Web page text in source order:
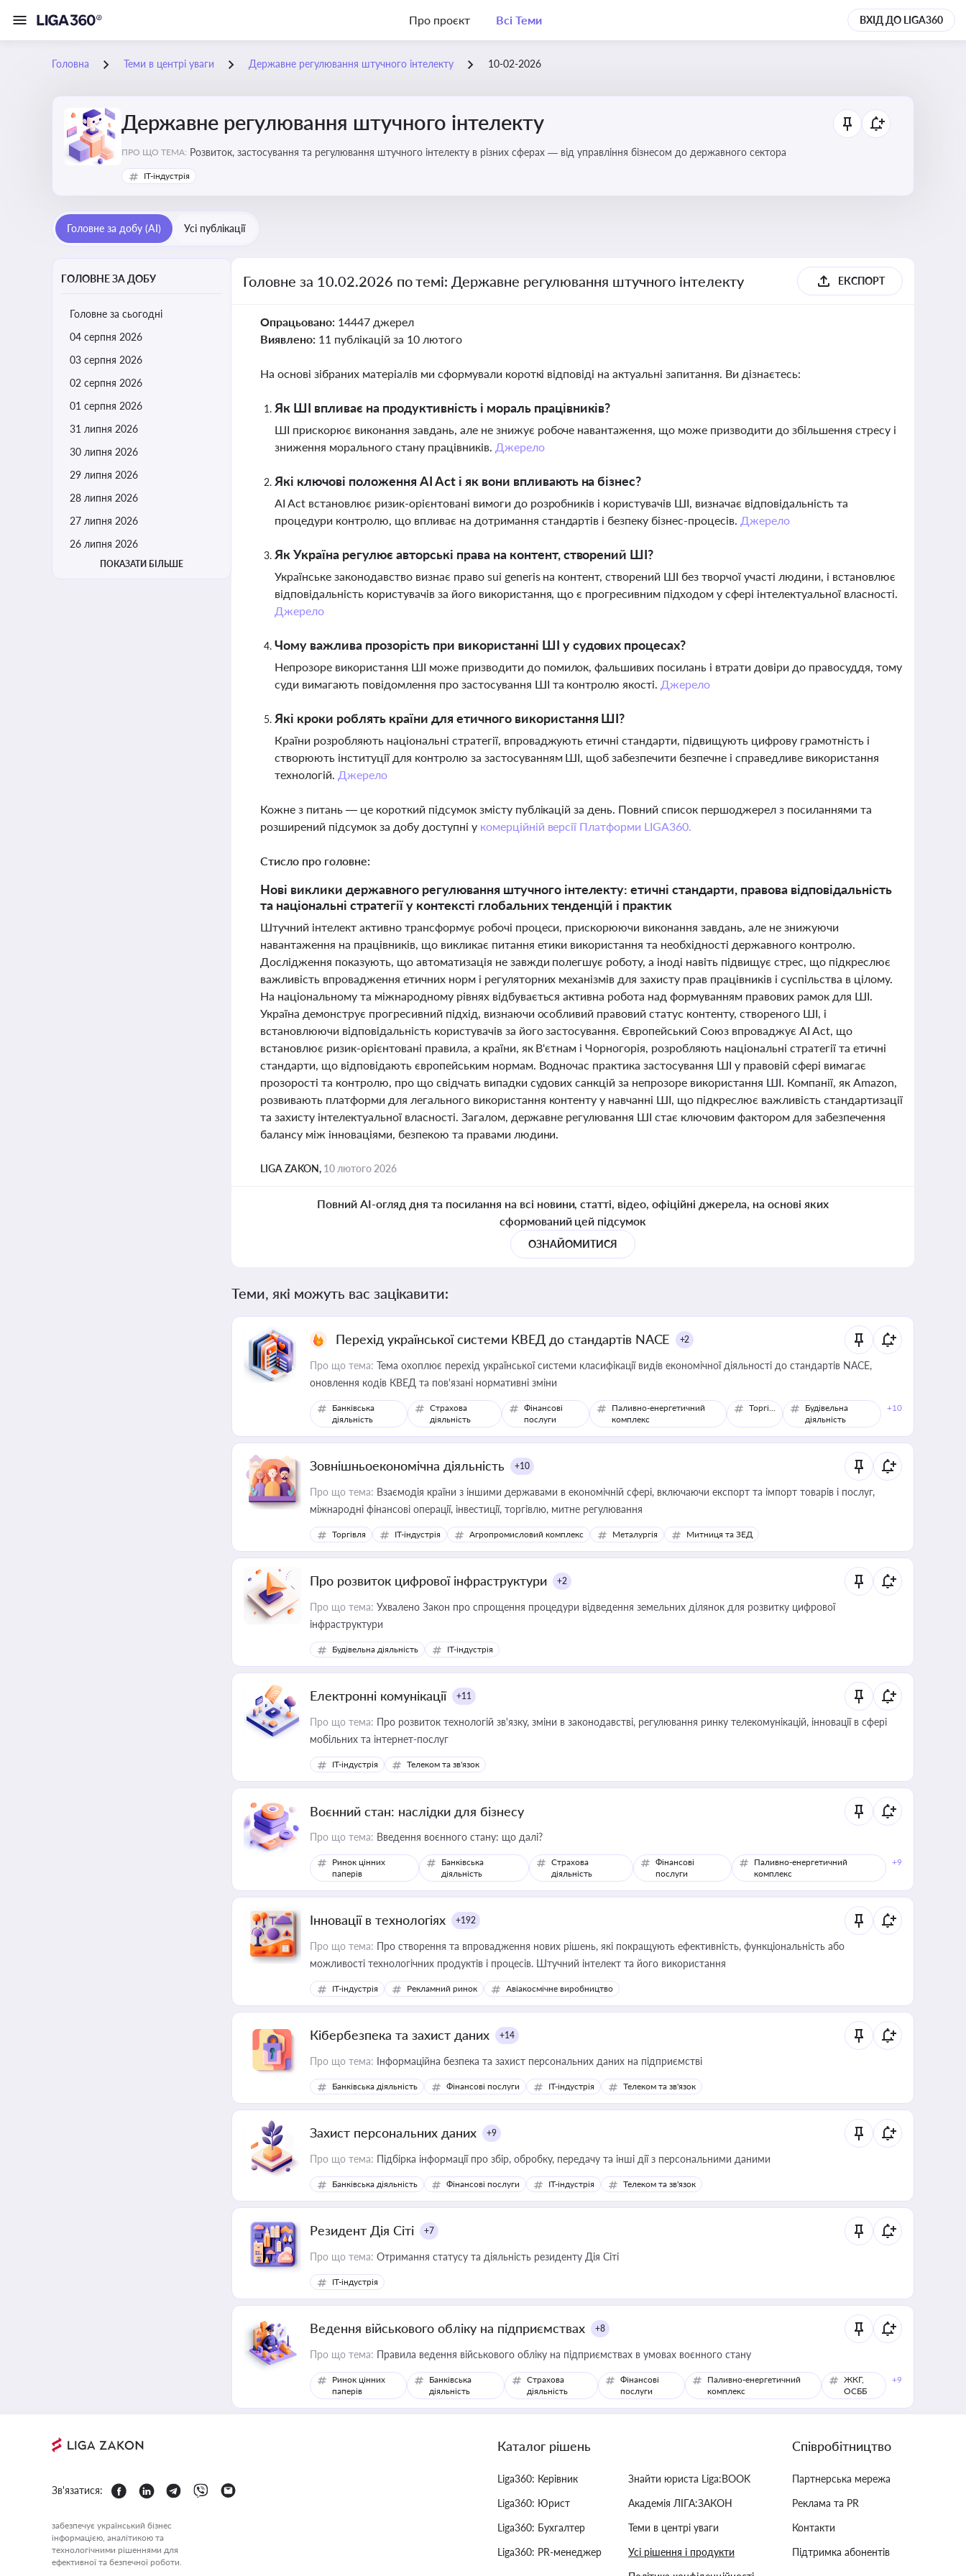
Про проєкт Всі Теми ВХІД ДО LIGA360
Головна Теми в центрі уваги Державне регулювання штучного інтелекту 10-02-2026
Державне регулювання штучного інтелекту
ПРО ЩО ТЕМА: Розвиток, застосування та регулювання штучного інтелекту в різних сферах — від управління бізнесом до державного сектора
IT-індустрія
Головне за добу (AI) Усі публікації
ГОЛОВНЕ ЗА ДОБУ
Головне за сьогодні
04 серпня 2026
03 серпня 2026
02 серпня 2026
01 серпня 2026
31 липня 2026
30 липня 2026
29 липня 2026
28 липня 2026
27 липня 2026
26 липня 2026
ПОКАЗАТИ БІЛЬШЕ
Головне за 10.02.2026 по темі: Державне регулювання штучного інтелекту ЕКСПОРТ
Опрацьовано: 14447 джерел
Виявлено: 11 публікацій за 10 лютого
На основі зібраних матеріалів ми сформували короткі відповіді на актуальні запитання. Ви дізнаєтесь:
Як ШІ впливає на продуктивність і мораль працівників?
ШІ прискорює виконання завдань, але не знижує робоче навантаження, що може призводити до збільшення стресу і
зниження морального стану працівників. Джерело
Які ключові положення AI Act і як вони впливають на бізнес?
AI Act встановлює ризик-орієнтовані вимоги до розробників і користувачів ШІ, визначає відповідальність та
процедури контролю, що впливає на дотримання стандартів і безпеку бізнес-процесів. Джерело
Як Україна регулює авторські права на контент, створений ШІ?
Українське законодавство визнає право sui generis на контент, створений ШІ без творчої участі людини, і встановлює
відповідальність користувачів за його використання, що є прогресивним підходом у сфері інтелектуальної власності.
Джерело
Чому важлива прозорість при використанні ШІ у судових процесах?
Непрозоре використання ШІ може призводити до помилок, фальшивих посилань і втрати довіри до правосуддя, тому
суди вимагають повідомлення про застосування ШІ та контролю якості. Джерело
Які кроки роблять країни для етичного використання ШІ?
Країни розробляють національні стратегії, впроваджують етичні стандарти, підвищують цифрову грамотність і
створюють інституції для контролю за застосуванням ШІ, щоб забезпечити безпечне і справедливе використання
технологій. Джерело
Кожне з питань — це короткий підсумок змісту публікацій за день. Повний список першоджерел з посиланнями та
розширений підсумок за добу доступні у комерційній версії Платформи LIGA360.
Стисло про головне:
Нові виклики державного регулювання штучного інтелекту: етичні стандарти, правова відповідальність
та національні стратегії у контексті глобальних тенденцій і практик
Штучний інтелект активно трансформує робочі процеси, прискорюючи виконання завдань, але не знижуючи
навантаження на працівників, що викликає питання етики використання та необхідності державного контролю.
Дослідження показують, що автоматизація не завжди полегшує роботу, а іноді навіть підвищує стрес, що підкреслює
важливість впровадження етичних норм і регуляторних механізмів для захисту прав працівників і суспільства в цілому.
На національному та міжнародному рівнях відбувається активна робота над формуванням правових рамок для ШІ.
Україна демонструє прогресивний підхід, визнаючи особливий правовий статус контенту, створеного ШІ, і
встановлюючи відповідальність користувачів за його застосування. Європейський Союз впроваджує AI Act, що
встановлює ризик-орієнтовані правила, а країни, як В'єтнам і Чорногорія, розробляють національні стратегії та етичні
стандарти, що відповідають європейським нормам. Водночас практика застосування ШІ у правовій сфері вимагає
прозорості та контролю, про що свідчать випадки судових санкцій за непрозоре використання ШІ. Компанії, як Amazon,
розвивають платформи для легального використання контенту у навчанні ШІ, що підкреслює важливість стандартизації
та захисту інтелектуальної власності. Загалом, державне регулювання ШІ стає ключовим фактором для забезпечення
балансу між інноваціями, безпекою та правами людини.
LIGA ZAKON, 10 лютого 2026
Повний AI-огляд дня та посилання на всі новини, статті, відео, офіційні джерела, на основі яких
сформований цей підсумок
ОЗНАЙОМИТИСЯ
Теми, які можуть вас зацікавити:
Перехід української системи КВЕД до стандартів NACE +2
Про що тема: Тема охоплює перехід української системи класифікації видів економічної діяльності до стандартів NACE,
оновлення кодів КВЕД та пов'язані нормативні зміни
Банківська
діяльність
Страхова
діяльність
Фінансові
послуги
Паливно-енергетичний
комплекс
Торгівля
Будівельна
діяльність
+10
Зовнішньоекономічна діяльність +10
Про що тема: Взаємодія країни з іншими державами в економічній сфері, включаючи експорт та імпорт товарів і послуг,
міжнародні фінансові операції, інвестиції, торгівлю, митне регулювання
Торгівля IT-індустрія Агропромисловий комплекс Металургія Митниця та ЗЕД
Про розвиток цифрової інфраструктури +2
Про що тема: Ухвалено Закон про спрощення процедури відведення земельних ділянок для розвитку цифрової
інфраструктури
Будівельна діяльність IT-індустрія
Електронні комунікації +11
Про що тема: Про розвиток технологій зв'язку, зміни в законодавстві, регулювання ринку телекомунікацій, інновації в сфері
мобільних та інтернет-послуг
IT-індустрія Телеком та зв'язок
Воєнний стан: наслідки для бізнесу
Про що тема: Введення воєнного стану: що далі?
Ринок цінних
паперів
Банківська
діяльність
Страхова
діяльність
Фінансові
послуги
Паливно-енергетичний
комплекс
+9
Інновації в технологіях +192
Про що тема: Про створення та впровадження нових рішень, які покращують ефективність, функціональність або
можливості технологічних продуктів і процесів. Штучний інтелект та його використання
IT-індустрія Рекламний ринок Авіакосмічне виробництво
Кібербезпека та захист даних +14
Про що тема: Інформаційна безпека та захист персональних даних на підприємстві
Банківська діяльність Фінансові послуги IT-індустрія Телеком та зв'язок
Захист персональних даних +9
Про що тема: Підбірка інформації про збір, обробку, передачу та інші дії з персональними даними
Банківська діяльність Фінансові послуги IT-індустрія Телеком та зв'язок
Резидент Дія Сіті +7
Про що тема: Отримання статусу та діяльність резиденту Дія Сіті
IT-індустрія
Ведення військового обліку на підприємствах +8
Про що тема: Правила ведення військового обліку на підприємствах в умовах воєнного стану
Ринок цінних
паперів
Банківська
діяльність
Страхова
діяльність
Фінансові
послуги
Паливно-енергетичний
комплекс
ЖКГ,
ОСББ
+9
Зв'язатися:
забезпечує український бізнес
інформацією, аналітикою та
технологічними рішеннями для
ефективної та безпечної роботи.
Каталог рішень
Liga360: Керівник
Liga360: Юрист
Liga360: Бухгалтер
Liga360: PR-менеджер
Знайти юриста Liga:BOOK
Академія ЛІГА:ЗАКОН
Теми в центрі уваги
Усі рішення і продукти
Співробітництво
Партнерська мережа
Реклама та PR
Контакти
Підтримка абонентів